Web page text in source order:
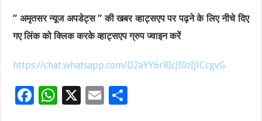
” अमृतसर न्यूज अपडेट्स ” की खबर व्हाट्सएप पर पढ़ने के लिए नीचे दिए
गए लिंक को क्लिक करके व्हाट्सएप ग्रुप ज्वाइन करें
https://chat.whatsapp.com/D2aYY6rRIcJI0zIJlCcgvG
F
W X
E